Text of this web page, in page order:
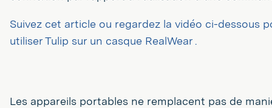
Suivez cet article ou regardez la vidéo ci-dessous
utiliser Tulip sur un casque RealWear .
Les appareils portables ne remplacent pas de